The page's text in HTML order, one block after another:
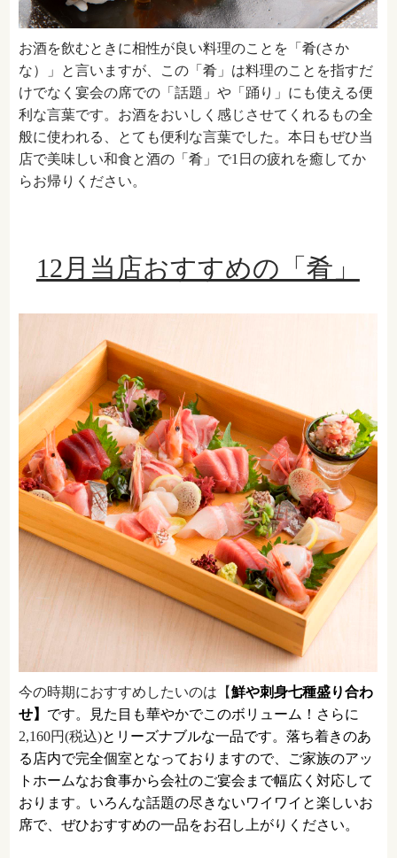
お酒を飲むときに相性が良い料理のことを「肴(さか
な）」と言いますが、この「肴」は料理のことを指すだ
けでなく宴会の席での「話題」や「踊り」にも使える便
利な言葉です。お酒をおいしく感じさせてくれるもの全
般に使われる、とても便利な言葉でした。本日もぜひ当
店で美味しい和食と酒の「肴」で1日の疲れを癒してか
らお帰りください。
12月当店おすすめの「肴」
今の時期におすすめしたいのは【鮮や刺身七種盛り合わ
せ】 です。見た目も華やかでこのボリューム！さらに
2,160円(税込)とリーズナブルな一品です。落ち着きのあ
る店内で完全個室となっておりますので、ご家族のアッ
トホームなお食事から会社のご宴会まで幅広く対応して
おります。いろんな話題の尽きないワイワイと楽しいお
席で、ぜひおすすめの一品をお召し上がりください。